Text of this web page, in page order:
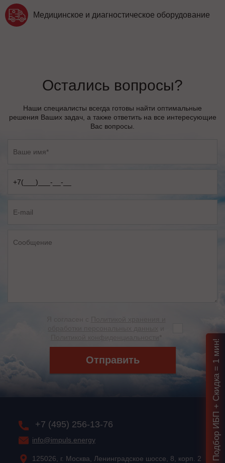
Медицинское и диагностическое оборудование
Остались вопросы?
Наши специалисты всегда готовы найти оптимальные
решения Ваших задач, а также ответить на все интересующие
Вас вопросы.
Отправить
+7 (495) 256-13-76
info@impuls.energy
125026, г. Москва, Ленинградское шоссе, 8, корп. 2 Подбор ИБП + Скидка = 1 мин!